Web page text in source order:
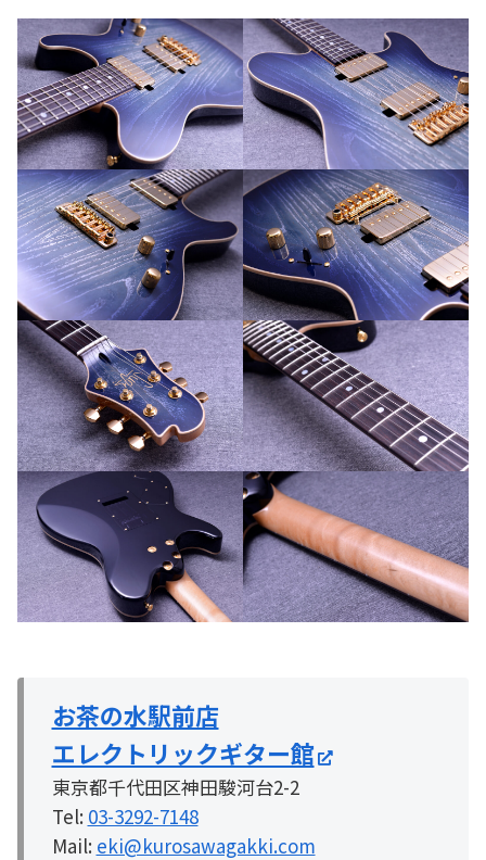
お茶の水駅前店
エレクトリックギター館
東京都千代田区神田駿河台2-2
Tel: 03-3292-7148
Mail: eki@kurosawagakki.com